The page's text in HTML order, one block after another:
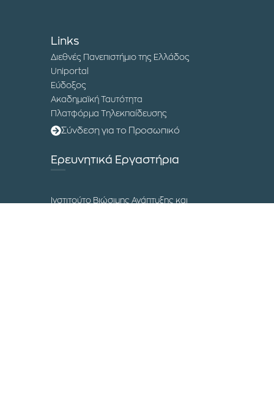
Links
Διεθνές Πανεπιστήμιο της Ελλάδος
Uniportal
Εύδοξος
Ακαδημαϊκή Ταυτότητα
Πλατφόρμα Τηλεκπαίδευσης
Σύνδεση για το Προσωπικό
Ερευνητικά Εργαστήρια
Ινστιτούτο Βιώσιμης Ανάπτυξης και